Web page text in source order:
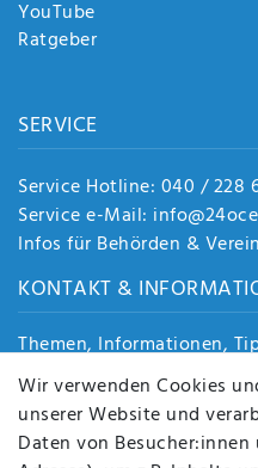
YouTube
Ratgeber
SERVICE
Service Hotline: 040 / 228
Service e-Mail:
Infos für Behörden &
KONTAKT &
Themen, Informationen,
Jobs
Über uns
Kontakt
Datenschutz
Wir verwenden Cookies
unserer Website und
Daten von Besucher:innen